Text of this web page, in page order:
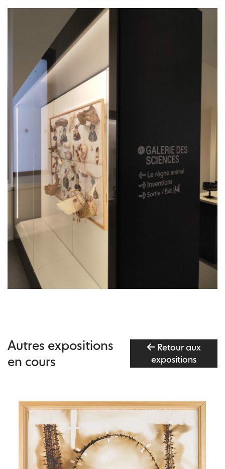
Autres expositions
en cours
Retour aux
expositions